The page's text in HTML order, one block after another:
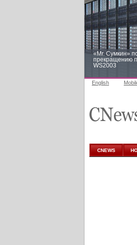
«Mr. Сумкин»
прекращению
WS2003
аналитике
English
CNEWS